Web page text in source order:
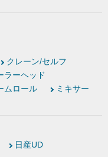
クレーン/セルフ
ラーヘッド
ムロール
ミキサー
日産UD